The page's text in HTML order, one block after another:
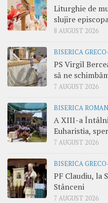
Liturghie de
slujire
8 AUGUST 2026
BISERICA
PS Virgil
să ne
7 AUGUST 2026
BISERICA
A XIII-a
Euharistia,
7 AUGUST 2026
BISERICA
PF Claudiu, la
Stânceni
7 AUGUST 2026